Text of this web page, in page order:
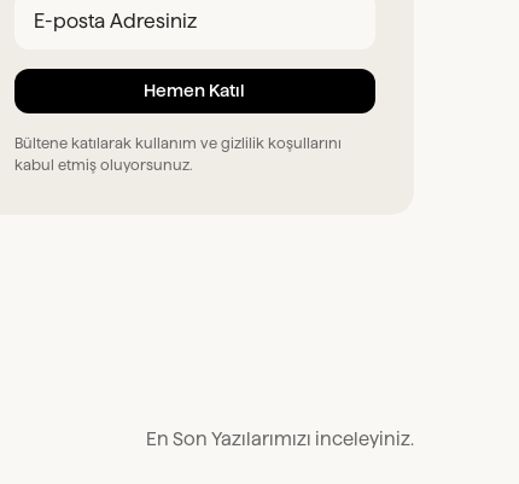
Bültene katılarak kullanım ve gizlilik koşullarını
kabul etmiş oluyorsunuz.
En Son Yazılarımızı inceleyiniz.